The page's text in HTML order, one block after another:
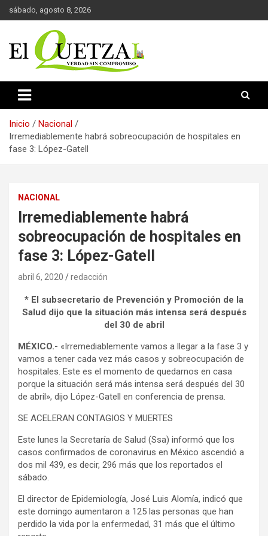
Saltar
al
sábado, agosto 8, 2026
El Quetzal de Cholula
Inicio
Nacional
Irremediablemente habrá sobreocupación de hospitales en
fase 3: López-Gatell
NACIONAL
Irremediablemente habrá
sobreocupación de hospitales en
fase 3: López-Gatell
abril 6, 2020 redacción
* El subsecretario de Prevención y Promoción de la
Salud dijo que la situación más intensa será después
del 30 de abril
MÉXICO.- «Irremediablemente vamos a llegar a la fase 3 y
vamos a tener cada vez más casos y sobreocupación de
hospitales. Este es el momento de quedarnos en casa
porque la situación será más intensa será después del 30
de abril», dijo López-Gatell en conferencia de prensa.
SE ACELERAN CONTAGIOS Y MUERTES
Este lunes la Secretaría de Salud (Ssa) informó que los
casos confirmados de coronavirus en México ascendió a
dos mil 439, es decir, 296 más que los reportados el
sábado.
El director de Epidemiología, José Luis Alomía, indicó que
este domingo aumentaron a 125 las personas que han
perdido la vida por la enfermedad, 31 más que el último